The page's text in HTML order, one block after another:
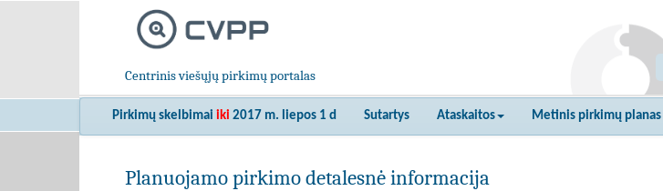
Centrinis viešųjų pirkimų portalas
Pirkimų skelbimai iki 2017 m. liepos 1 d Sutartys Ataskaitos Metinis pirkimų planas
Planuojamo pirkimo detalesnė informacija